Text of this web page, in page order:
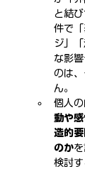
と結
件で
ジ」
な影
のは
ん。
個人の
動や
造的
のか
検討